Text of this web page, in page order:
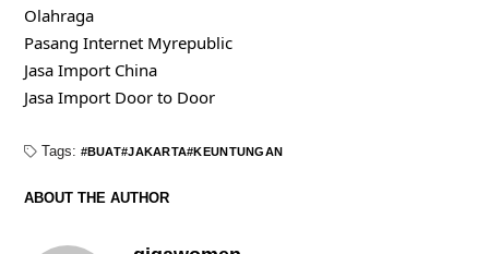
Olahraga
Pasang Internet Myrepublic
Jasa Import China
Jasa Import Door to Door
Tags: BUAT JAKARTA KEUNTUNGAN
ABOUT THE AUTHOR